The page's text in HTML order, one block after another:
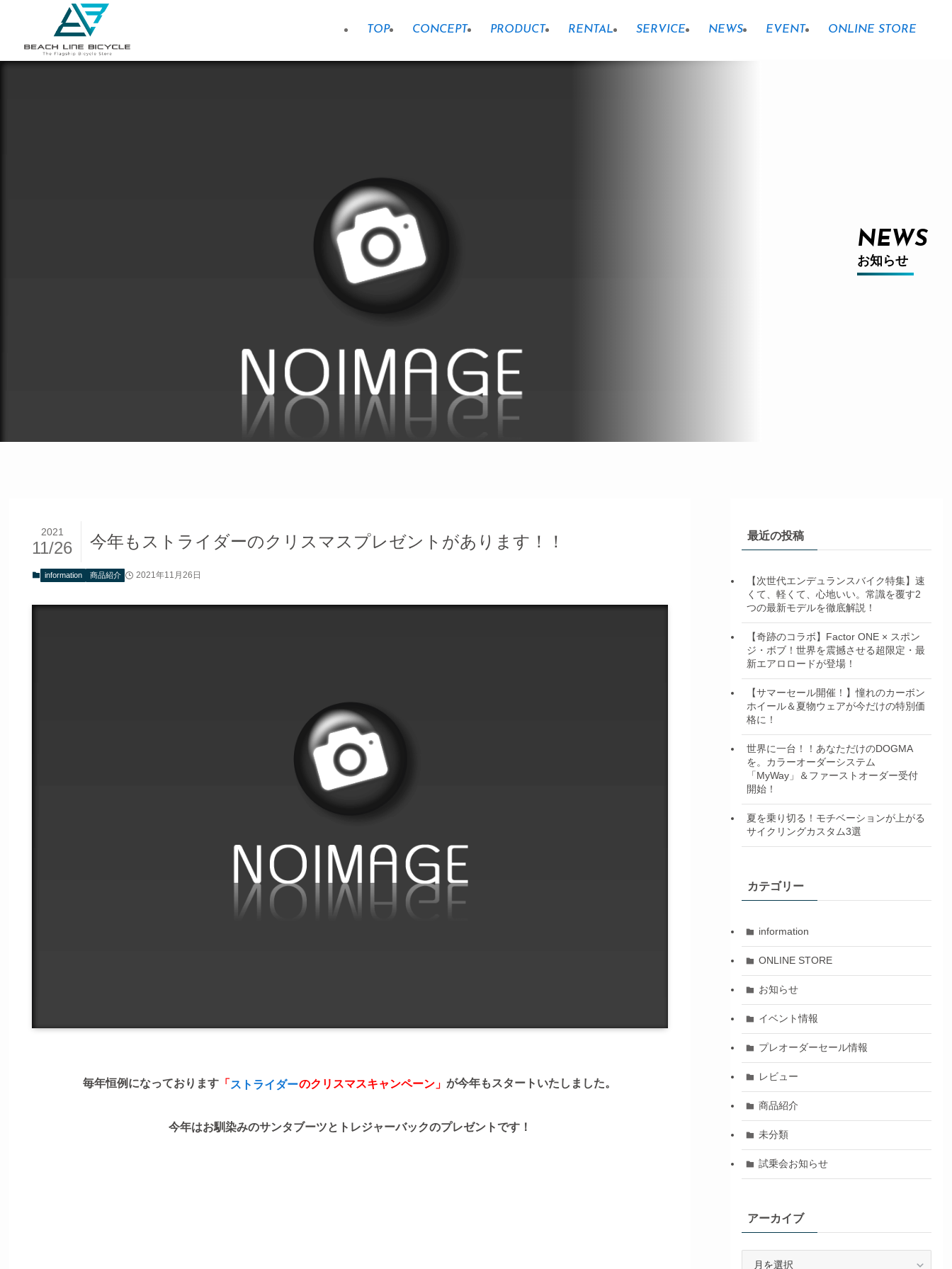
TOP CONCEPT PRODUCT RENTAL SERVICE NEWS EVENT ONLINE STORE
NEWS
お知らせ
今年もストライダーのクリスマスプレゼントがあります！！
2021
11/26
information 商品紹介 2021年11月26日
毎年恒例になっております 「 ストライダーのクリスマスキャンペーン」 が今年もスタートいたしました。
今年はお馴染みのサンタブーツとトレジャーバックのプレゼントです！
最近の投稿
【次世代エンデュランスバイク特集】速
くて、軽くて、心地いい。常識を覆す2
つの最新モデルを徹底解説！
【奇跡のコラボ】Factor ONE × スポン
ジ・ボブ！世界を震撼させる超限定・最
新エアロロードが登場！
【サマーセール開催！】憧れのカーボン
ホイール＆夏物ウェアが今だけの特別価
格に！
世界に一台！！あなただけのDOGMA
を。カラーオーダーシステム
「MyWay」＆ファーストオーダー受付
開始！
夏を乗り切る！モチベーションが上がる
サイクリングカスタム3選
カテゴリー
information
ONLINE STORE
お知らせ
イベント情報
プレオーダーセール情報
レビュー
商品紹介
未分類
試乗会お知らせ
アーカイブ